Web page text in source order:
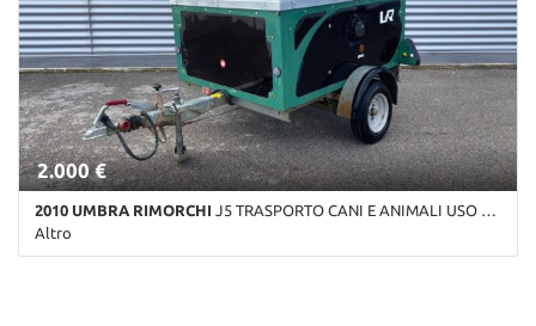
2.000 €
2010 UMBRA RIMORCHI J5 TRASPORTO CANI E ANIMALI USO SPORTIVO
Altro